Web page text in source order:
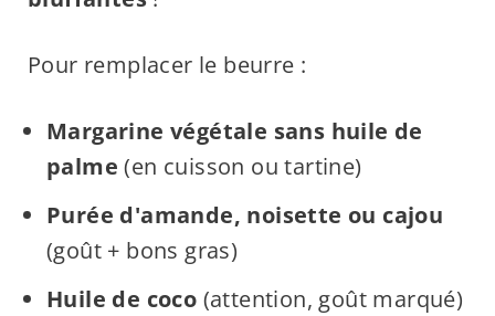
Pour remplacer le beurre :
Margarine végétale sans huile de
palme (en cuisson ou tartine)
Purée d'amande, noisette ou cajou
(goût + bons gras)
Huile de coco (attention, goût marqué)